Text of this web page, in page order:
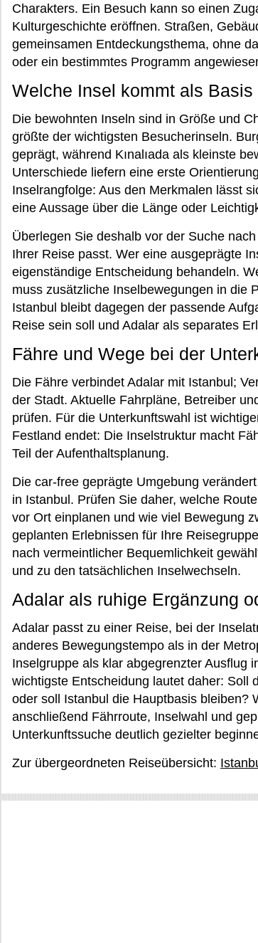
Charakters. Ein Besuch kann so einen
Kulturgeschichte eröffnen. Straßen,
gemeinsamen Entdeckungsthema, ohne
oder ein bestimmtes Programm
Welche Insel kommt als Basis
Die bewohnten Inseln sind in Größe und
größte der wichtigsten Besucherinseln.
geprägt, während Kınalıada als kleinste
Unterschiede liefern eine erste
Inselrangfolge: Aus den Merkmalen lässt
eine Aussage über die Länge oder
Überlegen Sie deshalb vor der Suche
Ihrer Reise passt. Wer eine ausgeprägte
eigenständige Entscheidung behandeln.
muss zusätzliche Inselbewegungen in die
Istanbul bleibt dagegen der passende
Reise sein soll und Adalar als separates
Fähre und Wege bei der
Die Fähre verbindet Adalar mit Istanbul;
der Stadt. Aktuelle Fahrpläne, Betreiber
prüfen. Für die Unterkunftswahl ist
Festland endet: Die Inselstruktur macht
Teil der Aufenthaltsplanung.
Die car-free geprägte Umgebung
in Istanbul. Prüfen Sie daher, welche
vor Ort einplanen und wie viel Bewegung
geplanten Erlebnissen für Ihre
nach vermeintlicher Bequemlichkeit
und zu den tatsächlichen Inselwechseln.
Adalar als ruhige Ergänzung
Adalar passt zu einer Reise, bei der
anderes Bewegungstempo als in der
Inselgruppe als klar abgegrenzter Ausflug
wichtigste Entscheidung lautet daher: Soll
oder soll Istanbul die Hauptbasis bleiben?
anschließend Fährroute, Inselwahl und
Unterkunftssuche deutlich gezielter
Zur übergeordneten Reiseübersicht: